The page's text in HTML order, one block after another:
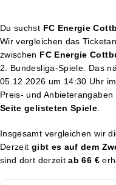
Du suchst FC Energie
Wir vergleichen das
zwischen FC Energie
2. Bundesliga-Spiele. Das
05.12.2026 um 14:30 Uhr
Preis- und
Seite gelisteten Spiele.
Insgesamt vergleichen wir
Derzeit gibt es auf dem
sind dort derzeitab 66 €